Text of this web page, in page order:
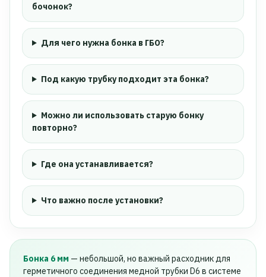
бочонок?
Для чего нужна бонка в ГБО?
Под какую трубку подходит эта бонка?
Можно ли использовать старую бонку
повторно?
Где она устанавливается?
Что важно после установки?
Бонка 6 мм — небольшой, но важный расходник для
герметичного соединения медной трубки D6 в системе